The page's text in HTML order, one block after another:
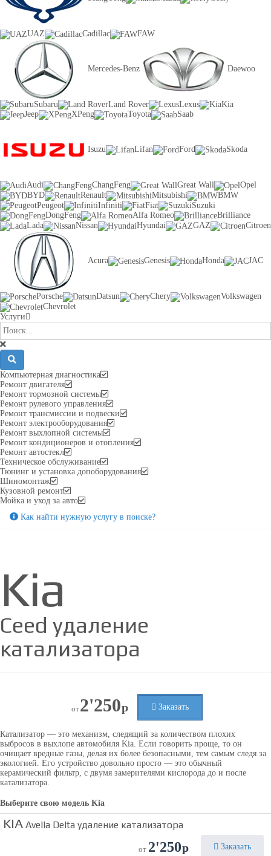
UAZ Cadillac FAW
Mercedes-Benz Daewoo
Subaru Land Rover Lexus
Kia
Jeep
XPeng Toyota Saab
Isuzu Lifan Ford Skoda
Audi ChangFeng Great Wall
Opel
BYD
Renault Mitsubishi
BMW
Peugeot
Infiniti Fiat
Suzuki
DongFeng
Alfa Romeo
Brilliance
Lada
Nissan Hyundai GAZ Citroen
Acura Genesis Honda JAC
Porsche Datsun Chery
Volkswagen
Chevrolet
Услуги
Компьютерная диагностика
Ремонт двигателя
Ремонт тормозной системы
Ремонт рулевого управления
Ремонт трансмиссии и подвески
Ремонт электрооборудования
Ремонт выхлопной системы
Ремонт кондиционеров и отопления
Ремонт автостекл
Техническое обслуживание
Тюнинг и установка допоборудования
Шиномонтаж
Кузовной ремонт
Мойка и уход за авто
Как найти нужную услугу в поиске?
Kia
Ceed удаление
катализатора
от2'250р Заказать
Катализатор — это механизм, следящий за количеством плохих
выбросов в выхлопе автомобиля Kia. Если говорить проще, то он
очищает вредные газы, делая их более безопасными, тем самым следя за
экологией. Его устройство довольно просто — это обычный
керамический фильтр, с двумя замерителями кислорода до и после
катализатора.
Выберите свою модель Kia
KIA Avella Delta удаление катализатора
от 2'250р Заказать